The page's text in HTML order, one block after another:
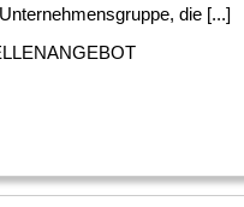
die [...]